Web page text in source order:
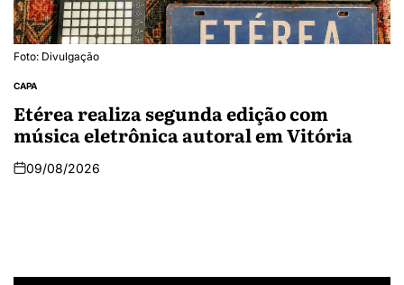
Foto: Divulgação
CAPA
Etérea realiza segunda edição com
música eletrônica autoral em Vitória
09/08/2026